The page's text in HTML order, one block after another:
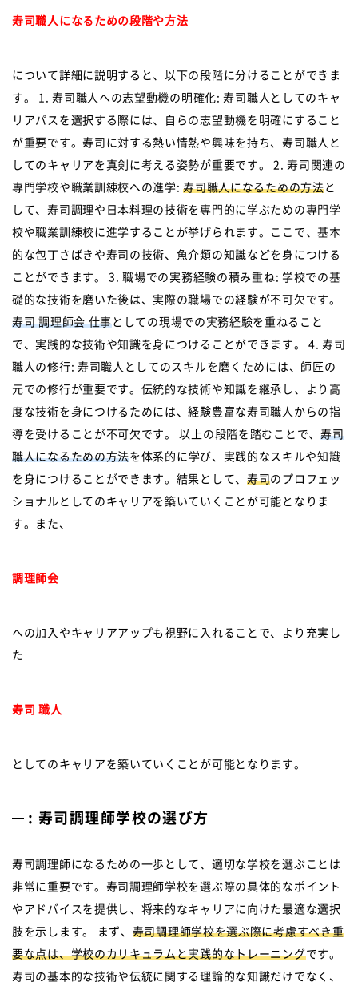
寿司職人になるための段階や方法
について詳細に説明すると、以下の段階に分けることができま
す。 1. 寿司職人への志望動機の明確化: 寿司職人としてのキャ
リアパスを選択する際には、自らの志望動機を明確にすること
が重要です。寿司に対する熱い情熱や興味を持ち、寿司職人と
してのキャリアを真剣に考える姿勢が重要です。 2. 寿司関連の
専門学校や職業訓練校への進学:寿司職人になるための方法と
して、寿司調理や日本料理の技術を専門的に学ぶための専門学
校や職業訓練校に進学することが挙げられます。ここで、基本
的な包丁さばきや寿司の技術、魚介類の知識などを身につける
ことができます。 3. 職場での実務経験の積み重ね: 学校での基
礎的な技術を磨いた後は、実際の職場での経験が不可欠です。
寿司 調理師会 仕事としての現場での実務経験を重ねること
で、実践的な技術や知識を身につけることができます。 4. 寿司
職人の修行: 寿司職人としてのスキルを磨くためには、師匠の
元での修行が重要です。伝統的な技術や知識を継承し、より高
度な技術を身につけるためには、経験豊富な寿司職人からの指
導を受けることが不可欠です。 以上の段階を踏むことで、 寿司
職人になるための方法を体系的に学び、実践的なスキルや知識
を身につけることができます。結果として、 寿司のプロフェッ
ショナルとしてのキャリアを築いていくことが可能となりま
す。また、
調理師会
への加入やキャリアアップも視野に入れることで、より充実し
た
寿司 職人
としてのキャリアを築いていくことが可能となります。
: 寿司調理師学校の選び方
寿司調理師になるための一歩として、適切な学校を選ぶことは
非常に重要です。寿司調理師学校を選ぶ際の具体的なポイント
やアドバイスを提供し、将来的なキャリアに向けた最適な選択
肢を示します。 まず、 寿司調理師学校を選ぶ際に考慮すべき重
要な点は、学校のカリキュラムと実践的なトレーニングです。
寿司の基本的な技術や伝統に関する理論的な知識だけでなく、